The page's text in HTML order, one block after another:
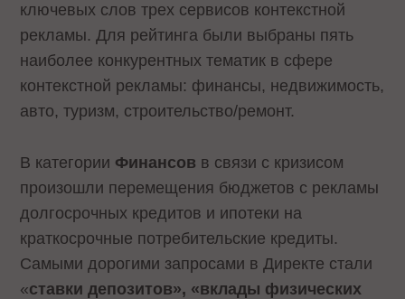
ключевых слов трех сервисов контекстной
рекламы. Для рейтинга были выбраны пять
наиболее конкурентных тематик в сфере
контекстной рекламы: финансы, недвижимость,
авто, туризм, строительство/ремонт.
В категории Финансов в связи с кризисом
произошли перемещения бюджетов с рекламы
долгосрочных кредитов и ипотеки на
краткосрочные потребительские кредиты.
Самыми дорогими запросами в Директе стали
«ставки депозитов», «вклады физических